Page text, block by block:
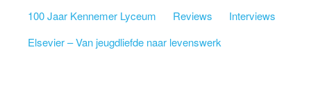
100 Jaar Kennemer Lyceum
Reviews
Interviews
Elsevier – Van jeugdliefde naar levenswerk